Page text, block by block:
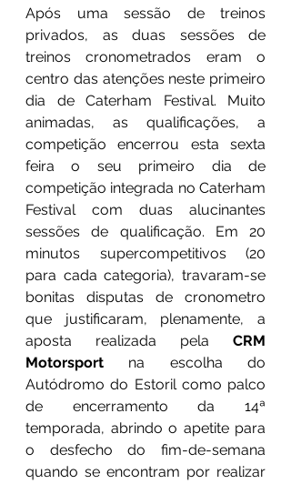
Após uma sessão de treinos
privados, as duas sessões de
treinos cronometrados eram o
centro das atenções neste primeiro
dia de Caterham Festival. Muito
animadas, as qualificações, a
competição encerrou esta sexta
feira o seu primeiro dia de
competição integrada no Caterham
Festival com duas alucinantes
sessões de qualificação. Em 20
minutos supercompetitivos (20
para cada categoria), travaram-se
bonitas disputas de cronometro
que justificaram, plenamente, a
aposta realizada pela CRM
Motorsport na escolha do
Autódromo do Estoril como palco
de encerramento da 14ª
temporada, abrindo o apetite para
o desfecho do fim-de-semana
quando se encontram por realizar